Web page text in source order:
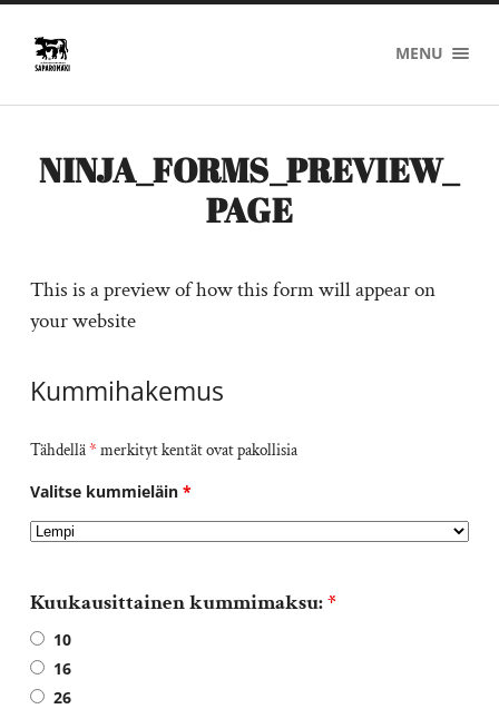
Saparomäki MENU
NINJA_FORMS_PREVIEW_
PAGE
This is a preview of how this form will appear on
your website
Kummihakemus
Tähdellä* merkityt kentät ovat pakollisia
Valitse kummieläin *
Kuukausittainen kummimaksu:*
10
16
26